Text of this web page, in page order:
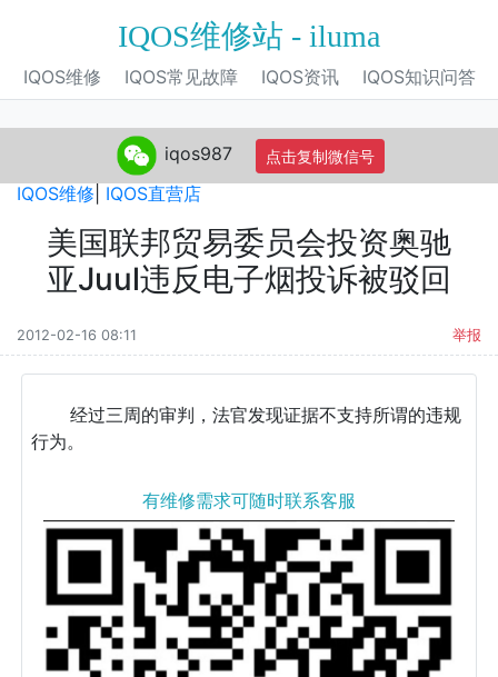
IQOS维修站 - iluma
IQOS维修 IQOS常见故障 IQOS资讯 IQOS知识问答
|IQOS电子烟| IQOS专营店|IQOS自营店
IQOS维修 IQOS直营店
美国联邦贸易委员会投资奥驰
亚Juul违反电子烟投诉被驳回
2012-02-16 08:11 举报
经过三周的审判，法官发现证据不支持所谓的违规
行为。
有维修需求可随时联系客服
iqos987 点击复制微信号